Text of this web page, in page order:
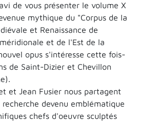
de vous présenter le volume X
mythique du "Corpus de la
et Renaissance de
et de l'Est de la
opus s'intéresse cette fois-
de Saint-Dizier et Chevillon
et Jean Fusier nous partagent
devenu emblématique
chefs d'oeuvre sculptés